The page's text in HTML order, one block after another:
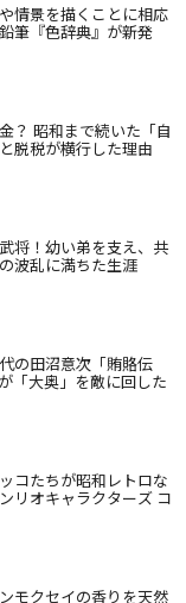
情景を描くことに相応
筆『色辞典』が新発
？ 昭和まで続いた「自
脱税が横行した理由
将！幼い弟を支え、共
波乱に満ちた生涯
の田沼意次「賄賂伝
「大奥」を敵に回した
コたちが昭和レトロな
リオキャラクターズ コ
モクセイの香りを天然